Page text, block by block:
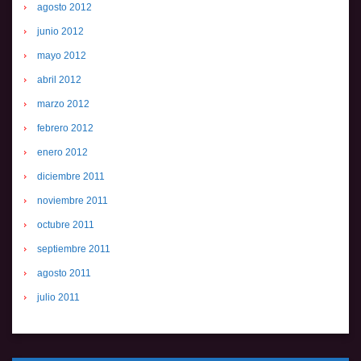
agosto 2012
junio 2012
mayo 2012
abril 2012
marzo 2012
febrero 2012
enero 2012
diciembre 2011
noviembre 2011
octubre 2011
septiembre 2011
agosto 2011
julio 2011